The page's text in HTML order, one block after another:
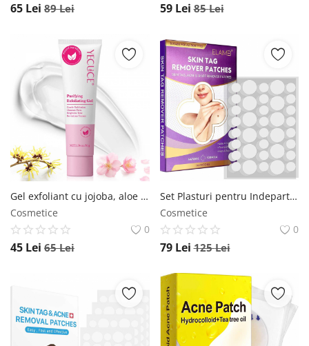
65 Lei 89Lei 59 Lei 85Lei
Gel exfoliant cu jojoba, aloe vera si niacinamide , curata porii, 50 g NOVA KISS
Cosmetice
0
45 Lei 65Lei
Set Plasturi pentru Indepartarea Negilor si Cosurilor, 144 bucati, Elaimei ELAIMEI
Cosmetice
0
79 Lei 125Lei